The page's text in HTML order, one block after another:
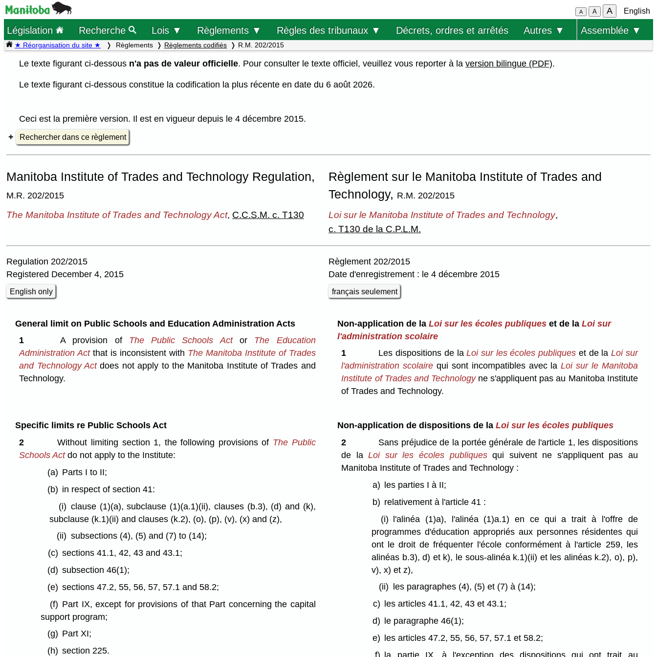
A A A English
Législation Recherche Lois ▼ Règlements ▼ Règles des tribunaux ▼ Décrets, ordres et arrêtés Autres ▼ Assemblée ▼
★ Réorganisation du site ★ Règlements Règlements codifiés R.M. 202/2015
Le texte figurant ci-dessous n'a pas de valeur officielle. Pour consulter le texte officiel, veuillez vous reporter à laversion bilingue (PDF).
Le texte figurant ci-dessous constitue la codification la plus récente en date du 6 août 2026.
Ceci est la première version. Il est en vigueur depuis le 4 décembre 2015.
Rechercher dans ce règlement
Manitoba Institute of Trades and Technology Regulation,
M.R. 202/2015
Règlement sur le Manitoba Institute of Trades and
Technology, R.M. 202/2015
The Manitoba Institute of Trades and Technology Act, C.C.S.M. c. T130 Loi sur le Manitoba Institute of Trades and Technology,
c. T130 de la C.P.L.M.
Regulation 202/2015
Registered December 4, 2015
English only
Règlement 202/2015
Date d'enregistrement : le 4 décembre 2015
français seulement
General limit on Public Schools and Education Administration Acts
1
A provision of The Public Schools Actor The Education
Administration Actthat is inconsistent with The Manitoba Institute of Trades
and Technology Actdoes not apply to the Manitoba Institute of Trades and
Technology.
Non-application de la Loi sur les écoles publiqueset de la Loi sur
l'administration scolaire
1
Les dispositions de laLoi sur les écoles publiques et de la Loi sur
l'administration scolaire qui sont incompatibles avec laLoi sur le Manitoba
Institute of Trades and Technologyne s'appliquent pas au Manitoba Institute
of Trades and Technology.
Specific limits re Public Schools Act
2
Without limiting section 1, the following provisions of The Public
Schools Actdo not apply to the Institute:
(a) Parts I to II;
(b) in respect of section 41:
(i) clause (1)⁠(a), subclause (1)⁠(a.1)⁠(ii), clauses (b.3), (d) and (k),
subclause (k.1)⁠(ii) and clauses (k.2), (o), (p), (v), (x) and (z),
(ii) subsections (4), (5) and (7) to (14);
(c) sections 41.1, 42, 43 and 43.1;
(d) subsection 46(1);
(e) sections 47.2, 55, 56, 57, 57.1 and 58.2;
(f) Part IX, except for provisions of that Part concerning the capital
support program;
(g) Part XI;
(h) section 225.
Non-application de dispositions de la Loi sur les écoles publiques
2
Sans préjudice de la portée générale de l'article 1, les dispositions
de laLoi sur les écoles publiquesqui suivent ne s'appliquent pas au
Manitoba Institute of Trades and Technology :
a)
les parties I à II;
b) relativement à l'article 41 :
(i) l'alinéa (1)a), l'alinéa (1)a.1) en ce qui a trait à l'offre de
programmes d'éducation appropriés aux personnes résidentes qui
ont le droit de fréquenter l'école conformément à l'article 259, les
alinéas b.3), d) et k), le sous-alinéa k.1)⁠(ii) et les alinéas k.2), o), p),
v), x) et z),
(ii)
les paragraphes (4), (5) et (7) à (14);
c)
les articles 41.1, 42, 43 et 43.1;
d)
le paragraphe 46(1);
e) les articles 47.2, 55, 56, 57, 57.1 et 58.2;
f) la partie IX, à l'exception des dispositions qui ont trait au